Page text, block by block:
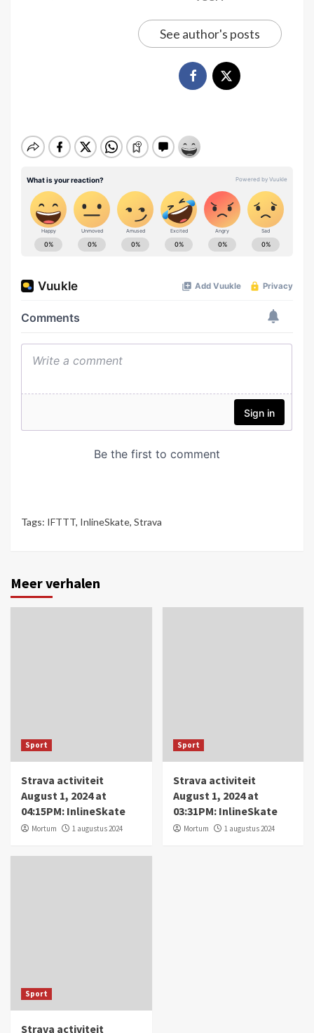
See author's posts
Tags: IFTTT, InlineSkate, Strava
Meer verhalen
Sport
Strava activiteit
August 1, 2024 at
04:15PM: InlineSkate
Mortum 1 augustus 2024
Sport
Strava activiteit
August 1, 2024 at
03:31PM: InlineSkate
Mortum 1 augustus 2024
Sport
Strava activiteit